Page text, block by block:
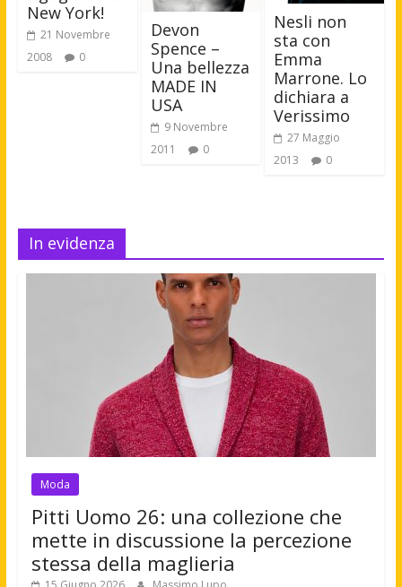
New York!
21 Novembre
2008
0
Devon
Spence –
Una bellezza
MADE IN
USA
9 Novembre
2011
0
Nesli non
sta con
Emma
Marrone. Lo
dichiara a
Verissimo
27 Maggio
2013
0
In evidenza
Moda
Pitti Uomo 26: una collezione che
mette in discussione la percezione
stessa della maglieria